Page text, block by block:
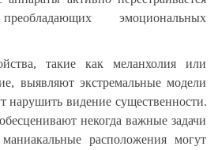
эмоциональных
такие как меланхолия или
выявляют экстремальные модели
нарушить видение существенности.
некогда важные задачи
расположения могут